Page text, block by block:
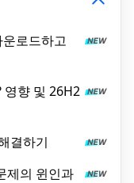
로드하고
영향 및 26H2
결하기
제의 윈인과